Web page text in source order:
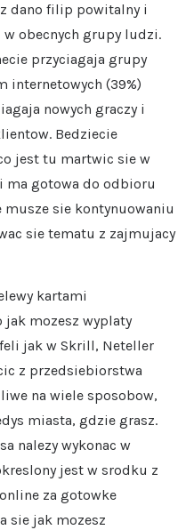
dano filip powitalny i
obecnych grupy ludzi.
przyciagaja grupy
internetowych (39%)
nowych graczy i
Bedziecie
jest tu martwic sie w
ma gotowa do odbioru
musze sie kontynuowaniu
sie tematu z zajmujacy
kartami
jak mozesz wyplaty
jak w Skrill, Neteller
z przedsiebiorstwa
na wiele sposobow,
miasta, gdzie grasz.
nalezy wykonac w
jest w srodku z
za gotowke
sie jak mozesz